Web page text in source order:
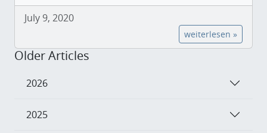
July 9, 2020
weiterlesen »
Older Articles
2026
2025